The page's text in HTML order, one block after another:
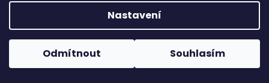
Nastavení
Odmítnout Souhlasím
DO KOŠÍKU
Dámský šedý úpletový kardigan na zavazování H&M M